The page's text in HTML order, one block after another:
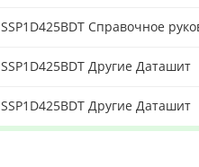
SSP1D425BDT Справочное
SSP1D425BDT Другие Даташит
SSP1D425BDT Другие Даташит